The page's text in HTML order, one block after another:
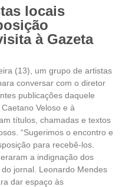
locais
à Gazeta
(13), um grupo de artistas
conversar com o diretor
publicações daquele
Veloso e à
títulos, chamadas e textos
“Sugerimos o encontro e
para recebê-los.
a indignação dos
jornal. Leonardo Mendes
dar espaço às